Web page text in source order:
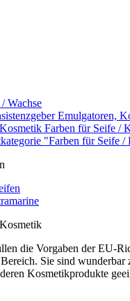
Wachse
Emulgatoren,
Farben für Seife /
"Farben für Seife /
die Vorgaben der EU-
Sie sind wunderbar
Kosmetikprodukte